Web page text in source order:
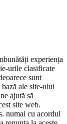
experiența
urile clasificate
sunt
ale site-ului
ajută să
site web.
numai cu acordul